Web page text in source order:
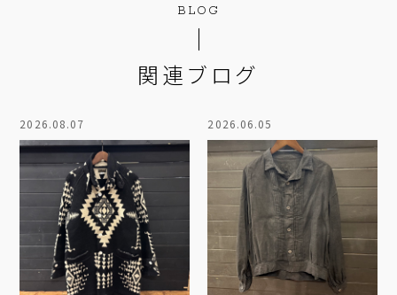
BLOG
関連ブログ
2026.08.07 2026.06.05